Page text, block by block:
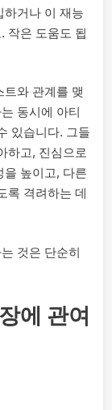
하거나 이 재능
작은 도움도 됩
와 관계를 맺
동시에 아티
있습니다. 그들
하고, 진심으로
을 높이고, 다른
록 격려하는 데
것은 단순히
에 관여